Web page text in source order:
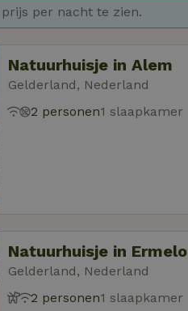
per nacht te zien.
Natuurhuisje in Alem
Gelderland, Nederland
2 personen1 slaapkamer
Natuurhuisje in Ermelo
Gelderland, Nederland
2 personen1 slaapkamer